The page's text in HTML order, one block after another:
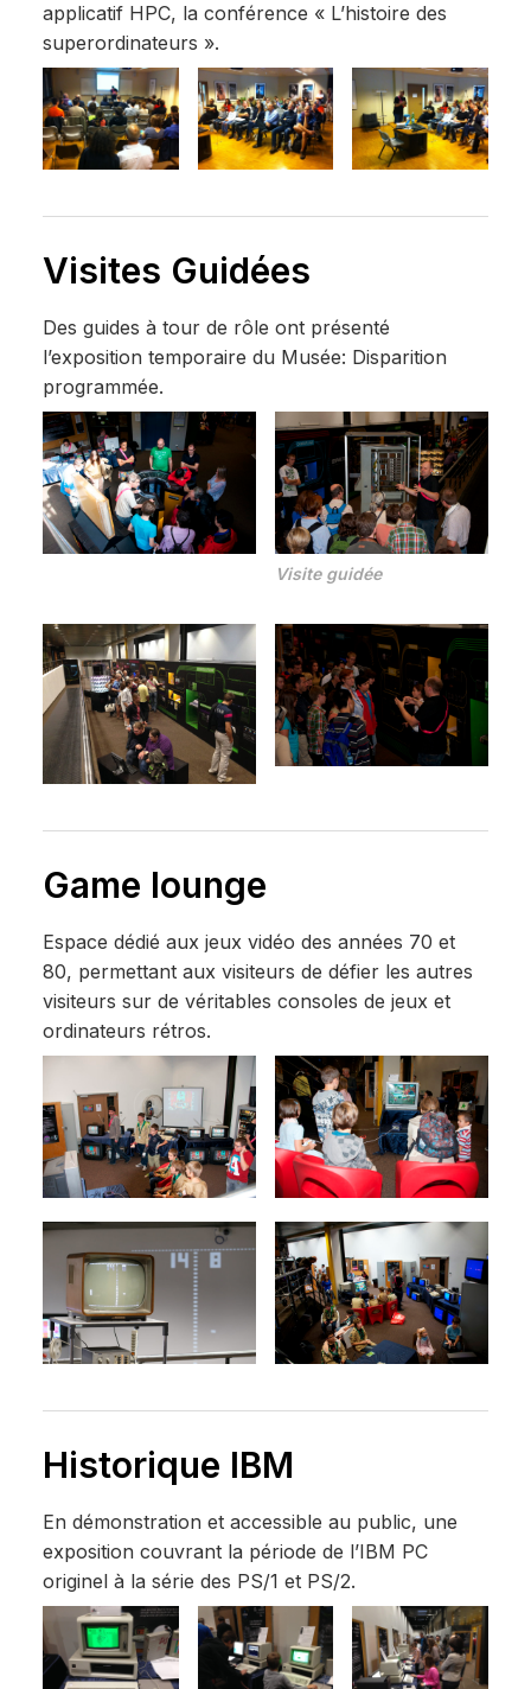
applicatif HPC, la conférence « L’histoire des
superordinateurs ».
Visites Guidées
Des guides à tour de rôle ont présenté
l’exposition temporaire du Musée: Disparition
programmée.
Visite guidée
Game lounge
Espace dédié aux jeux vidéo des années 70 et
80, permettant aux visiteurs de défier les autres
visiteurs sur de véritables consoles de jeux et
ordinateurs rétros.
Historique IBM
En démonstration et accessible au public, une
exposition couvrant la période de l’IBM PC
originel à la série des PS/1 et PS/2.